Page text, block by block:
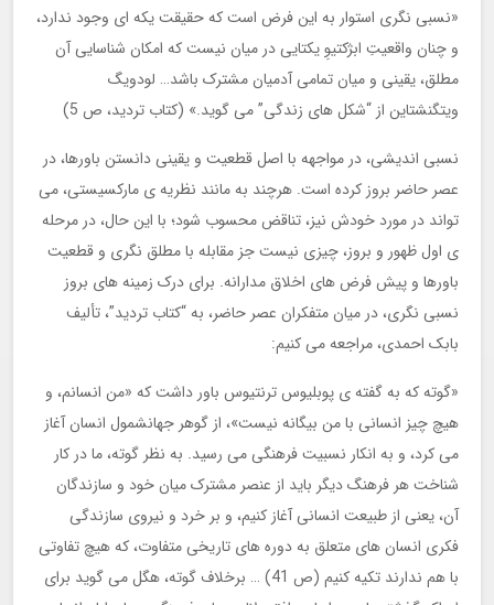
«نسبی نگری استوار به این فرض است که حقیقت یکه ای وجود ندارد،
و چنان واقعیتِ ابژکتیوِ یکتایی در میان نیست که امکان شناسایی آن
مطلق، یقینی و میان تمامی آدمیان مشترک باشد… لودویگ
ویتگنشتاین از “شکل های زندگی” می گوید.» (کتاب تردید، ص 5)
نسبی اندیشی، در مواجهه با اصل قطعیت و یقینی دانستن باورها، در
عصر حاضر بروز کرده است. هرچند به مانند نظریه ی مارکسیستی، می
تواند در مورد خودش نیز، تناقض محسوب شود؛ با این حال، در مرحله
ی اول ظهور و بروز، چیزی نیست جز مقابله با مطلق نگری و قطعیت
باورها و پیش فرض های اخلاق مدارانه. برای درک زمینه های بروز
نسبی نگری، در میان متفکران عصر حاضر، به “کتاب تردید”، تألیف
بابک احمدی، مراجعه می کنیم:
«گوته که به گفته ی پوبلیوس ترنتیوس باور داشت که «من انسانم، و
هیچ چیز انسانی با من بیگانه نیست»، از گوهر جهانشمول انسان آغاز
می کرد، و به انکار نسبیت فرهنگی می رسید. به نظر گوته، ما در کار
شناخت هر فرهنگ دیگر باید از عنصر مشترک میان خود و سازندگان
آن، یعنی از طبیعت انسانی آغاز کنیم، و بر خرد و نیروی سازندگی
فکری انسان های متعلق به دوره های تاریخی متفاوت، که هیچ تفاوتی
با هم ندارند تکیه کنیم (ص 41) … برخلاف گوته، هگل می گوید برای